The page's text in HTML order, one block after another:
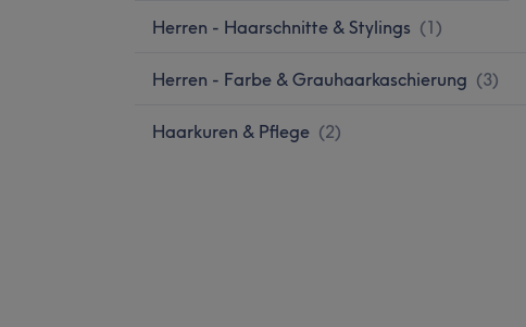
Herren - Haarschnitte & Stylings (1)
Herren - Farbe & Grauhaarkaschierung (3)
Haarkuren & Pflege (2)